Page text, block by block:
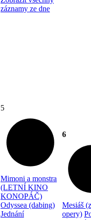
záznamy ze dne
5
Mimoni a monstra
(LETNÍ KINO
KONOPÁČ)
Odyssea (dabing)
Jednání
6
Mesiáš
opery)